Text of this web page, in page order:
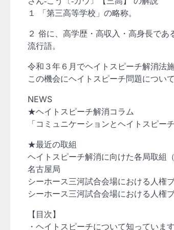
１ 「第三高等学校」の略称。
２ 俗に、高学歴・高収入・高身長で
流行語。
令和３年６月でヘイトスピーチ解消法
この機会にヘイトスピーチ問題につい
NEWS
★ヘイトスピーチ解消コラム
「コミュニケーションとヘイトスピー
★最近の取組
ヘイトスピーチ解消に向けた各局取組
名古屋局
シーホース三河試合会場における人権
シーホース三河試合会場における人権
【目次】
・ヘイトスピーチについて知っていま